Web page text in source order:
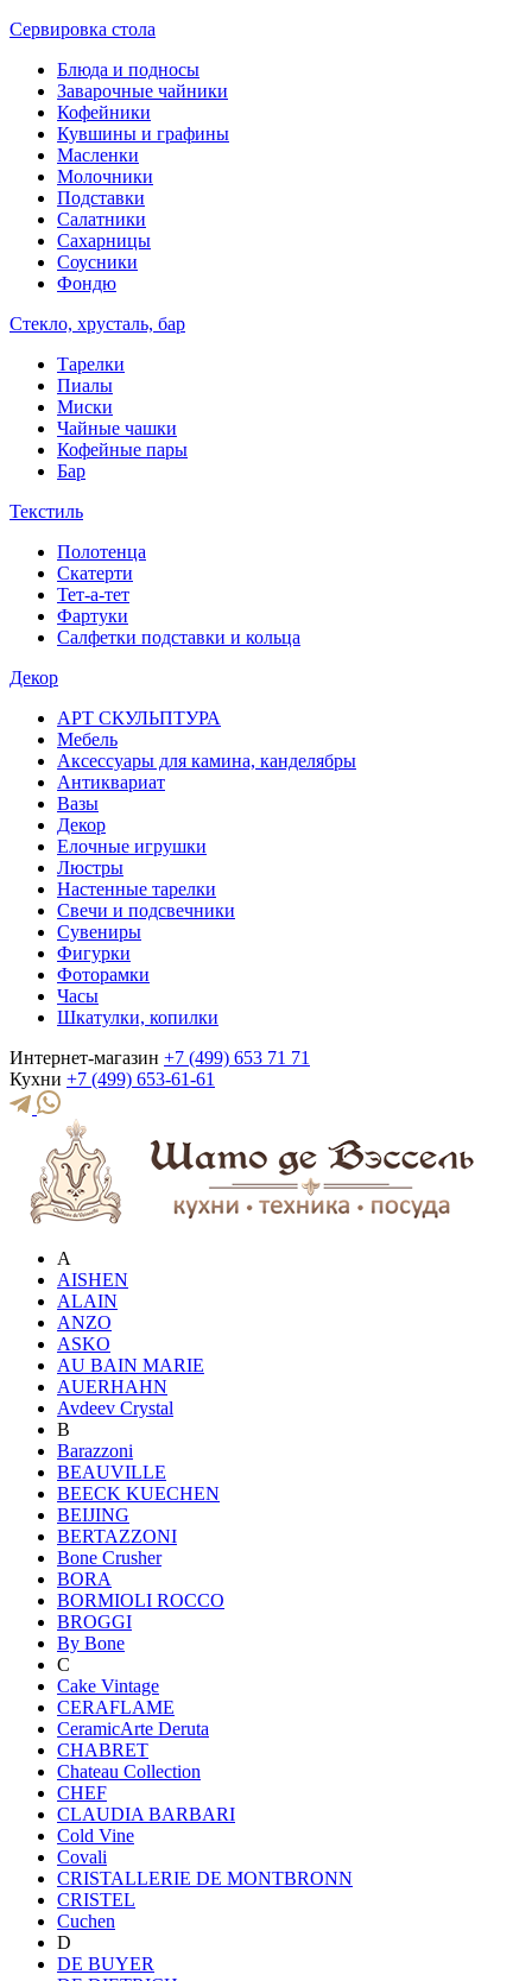
Сервировка стола
Блюда и подносы
Заварочные чайники
Кофейники
Кувшины и графины
Масленки
Молочники
Подставки
Салатники
Сахарницы
Соусники
Фондю
Стекло, хрусталь, бар
Тарелки
Пиалы
Миски
Чайные чашки
Кофейные пары
Бар
Текстиль
Полотенца
Скатерти
Тет-а-тет
Фартуки
Салфетки подставки и кольца
Декор
АРТ СКУЛЬПТУРА
Мебель
Аксессуары для камина, канделябры
Антиквариат
Вазы
Декор
Елочные игрушки
Люстры
Настенные тарелки
Свечи и подсвечники
Сувениры
Фигурки
Фоторамки
Часы
Шкатулки, копилки
Интернет-магазин +7 (499) 653 71 71
Кухни +7 (499) 653-61-61
A
AISHEN
ALAIN
ANZO
ASKO
AU BAIN MARIE
AUERHAHN
Avdeev Crystal
B
Barazzoni
BEAUVILLE
BEECK KUECHEN
BEIJING
BERTAZZONI
Bone Crusher
BORA
BORMIOLI ROCCO
BROGGI
By Bone
C
Cake Vintage
CERAFLAME
CeramicArte Deruta
CHABRET
Chateau Collection
CHEF
CLAUDIA BARBARI
Cold Vine
Covali
CRISTALLERIE DE MONTBRONN
CRISTEL
Cuchen
D
DE BUYER